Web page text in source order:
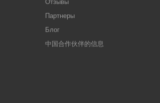
Отзывы
Партнеры
Блог
中国合作伙伴的信息